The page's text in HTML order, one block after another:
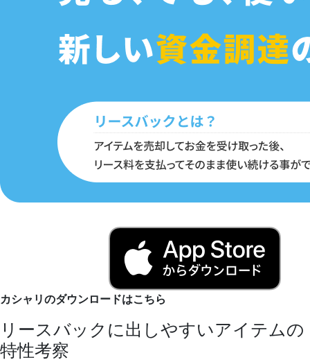
カシャリのダウンロードはこちら
リースバックに出しやすいアイテムの
特性考察